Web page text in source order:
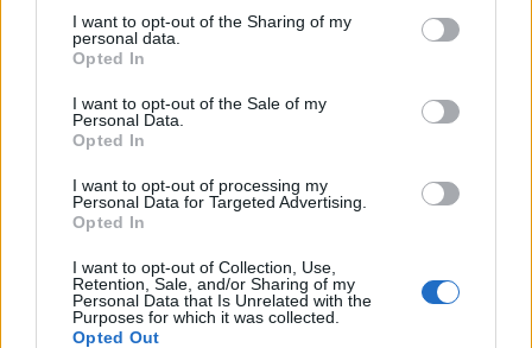
disclose it to other third parties.
Please note that this website/app uses one or more Google
services and may gather and store information including but
not limited to your visit or usage behaviour. You may click to
grant or deny consent to Google and its third-party tags to
consent section.
I want to opt-out of the Sharing of my
personal data.
Opted In
I want to opt-out of the Sale of my
Personal Data.
Opted In
I want to opt-out of processing my
Personal Data for Targeted Advertising.
Opted In
I want to opt-out of Collection, Use,
Retention, Sale, and/or Sharing of my
Personal Data that Is Unrelated with the
Purposes for which it was collected.
Opted Out
InvestirMag
Investieren24
UK
Lgbtq News